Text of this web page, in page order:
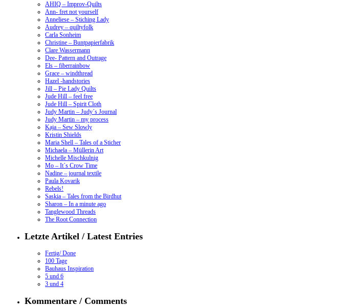
AHIQ – Improv-Quilts
Ann- fret not yourself
Anneliese – Stiching Lady
Audrey – quiltyfolk
Carla Sonheim
Christine – Buntpapierfabrik
Clare Wassermann
Dee- Pattern and Outrage
Els – fiberrainbow
Grace – windthread
Hazel -handstories
Jill – Pie Lady Quilts
Jude Hill – feel free
Jude Hill – Spirit Cloth
Judy Martin – Judy´s Journal
Judy Martin – my process
Kaja – Sew Slowly
Kristin Shields
Maria Shell – Tales of a Sticher
Michaela – Müllerin Art
Michelle Mischkulnig
Mo – It´s Crow Time
Nadine – journal textile
Paula Kovarik
Rebels!
Saskia – Tales from the Birdhut
Sharon – In a minute ago
Tanglewood Threads
The Root Connection
Letzte Artikel / Latest Entries
Fertig/ Done
100 Tage
Bauhaus Inspiration
5 und 6
3 und 4
Kommentare / Comments